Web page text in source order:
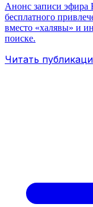
Анонс записи эфира
бесплатного
вместо «халявы» и
поиске.
Читать